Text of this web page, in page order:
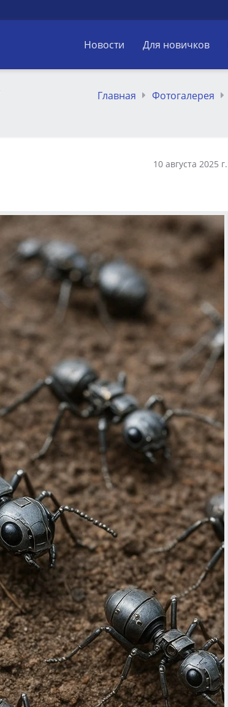
Новости Для новичков
Главная Фотогалерея
10 августа 2025 г.